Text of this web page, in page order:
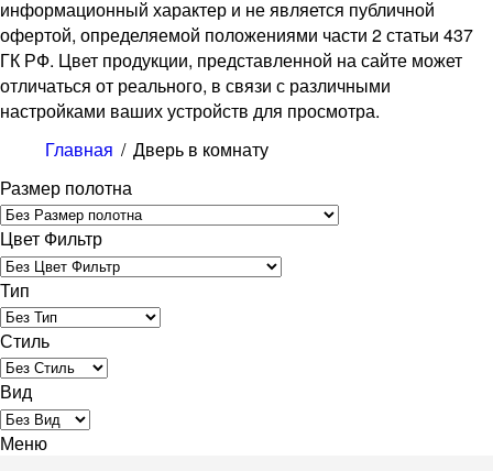
информационный характер и не является публичной
офертой, определяемой положениями части 2 статьи 437
ГК РФ. Цвет продукции, представленной на сайте может
отличаться от реального, в связи с различными
настройками ваших устройств для просмотра.
Главная / Дверь в комнату
Размер полотна
Цвет Фильтр
Тип
Стиль
Вид
Меню